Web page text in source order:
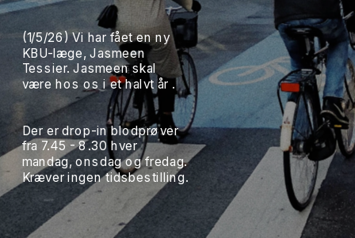
(1/5/26) Vi har fået en ny
KBU-læge, Jasmeen
Tessier. Jasmeen skal
være hos os i et halvt år .
Der er drop-in blodprøver
fra 7.45 - 8.30 hver
mandag, onsdag og fredag.